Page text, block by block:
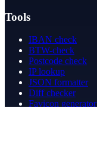
Tools
IBAN check
BTW-check
Postcode check
IP lookup
JSON formatter
Diff checker
Favicon generator